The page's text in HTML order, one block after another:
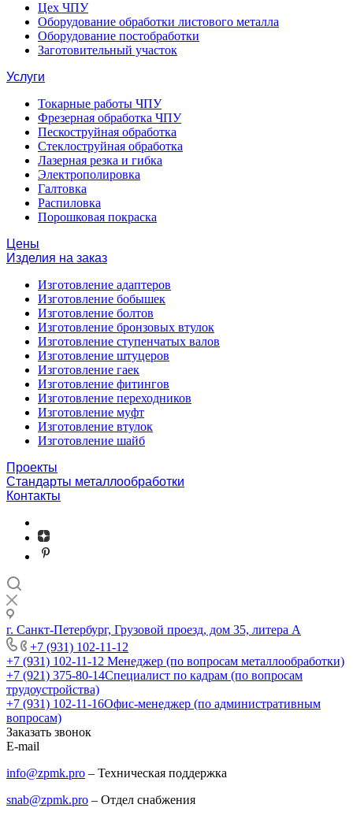
Цех ЧПУ
Оборудование обработки листового металла
Оборудование постобработки
Заготовительный участок
Услуги
Токарные работы ЧПУ
Фрезерная обработка ЧПУ
Пескоструйная обработка
Стеклоструйная обработка
Лазерная резка и гибка
Электрополировка
Галтовка
Распиловка
Порошковая покраска
Цены
Изделия на заказ
Изготовление адаптеров
Изготовление бобышек
Изготовление болтов
Изготовление бронзовых втулок
Изготовление ступенчатых валов
Изготовление штуцеров
Изготовление гаек
Изготовление фитингов
Изготовление переходников
Изготовление муфт
Изготовление втулок
Изготовление шайб
Проекты
Стандарты металлообработки
Контакты
г. Санкт-Петербург, Грузовой проезд, дом 35, литера А
+7 (931) 102-11-12
+7 (931) 102-11-12 Менеджер (по вопросам металлообработки)
+7 (921) 375-80-14Специалист по кадрам (по вопросам
трудоустройства)
+7 (931) 102-11-16Офис-менеджер (по административным
вопросам)
Заказать звонок
E-mail
info@zpmk.pro – Техническая поддержка
snab@zpmk.pro – Отдел снабжения